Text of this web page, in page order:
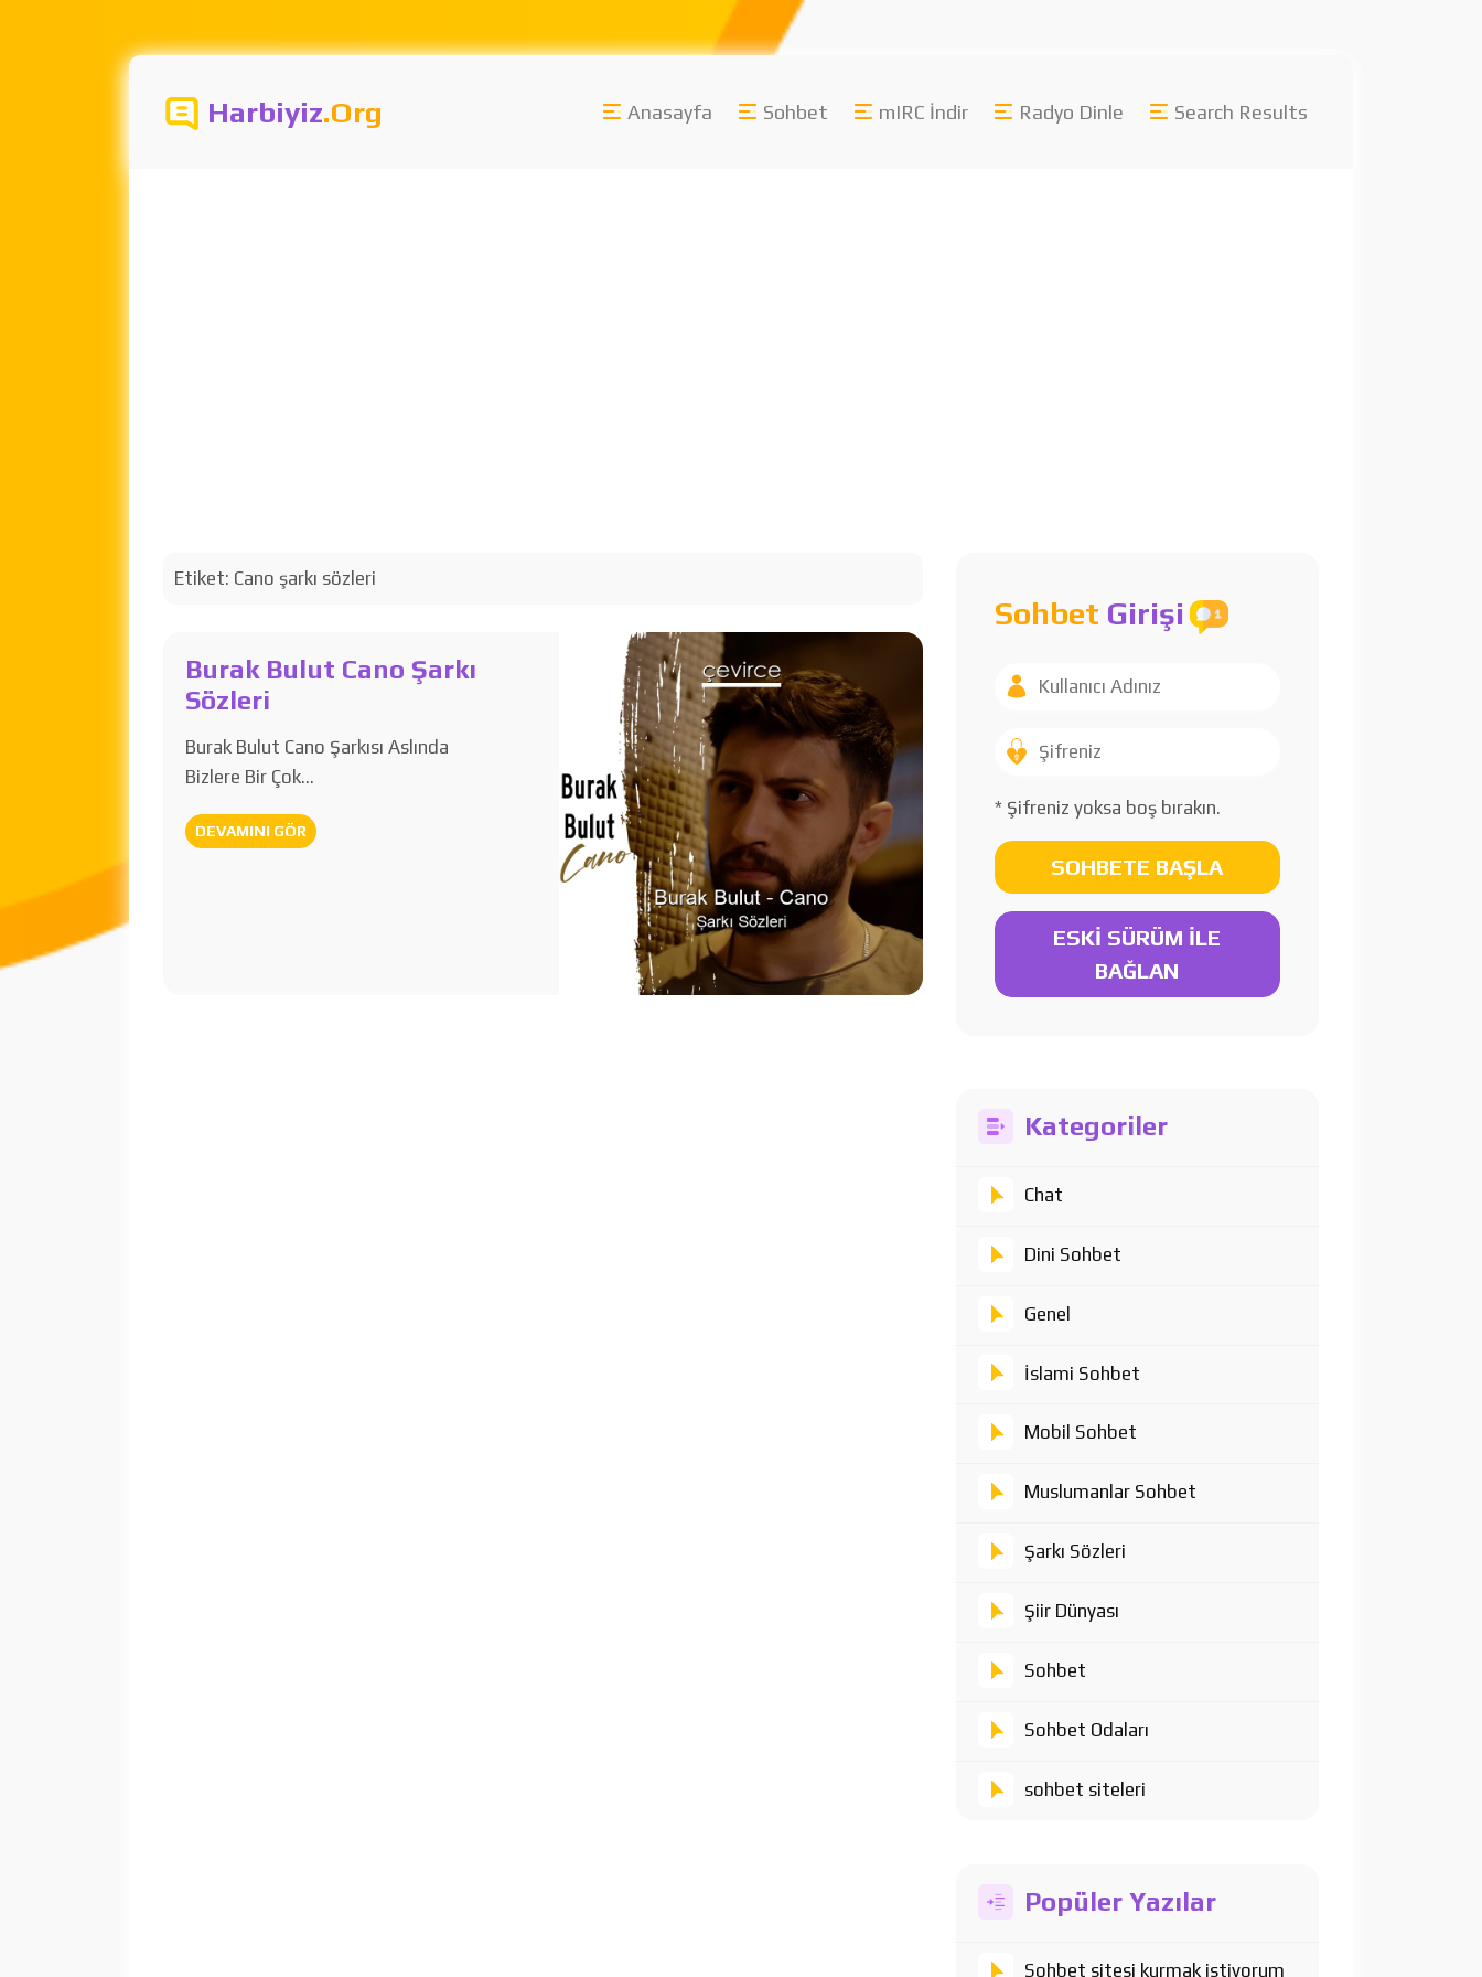
Harbiyiz.Org Anasayfa Sohbet mIRC İndir Radyo Dinle Search Results
Sohbet Girişi
* Şifreniz yoksa boş bırakın.
SOHBETE BAŞLA
ESKİ SÜRÜM İLE
BAĞLAN
Kategoriler
Chat
Dini Sohbet
Genel
İslami Sohbet
Mobil Sohbet
Muslumanlar Sohbet
Şarkı Sözleri
Şiir Dünyası
Sohbet
Sohbet Odaları
sohbet siteleri
Popüler Yazılar
Sohbet sitesi kurmak istiyorum
Etiket: Cano şarkı sözleri
Burak Bulut Cano Şarkı
Sözleri
Burak Bulut Cano Şarkısı Aslında
Bizlere Bir Çok…
DEVAMINI GÖR